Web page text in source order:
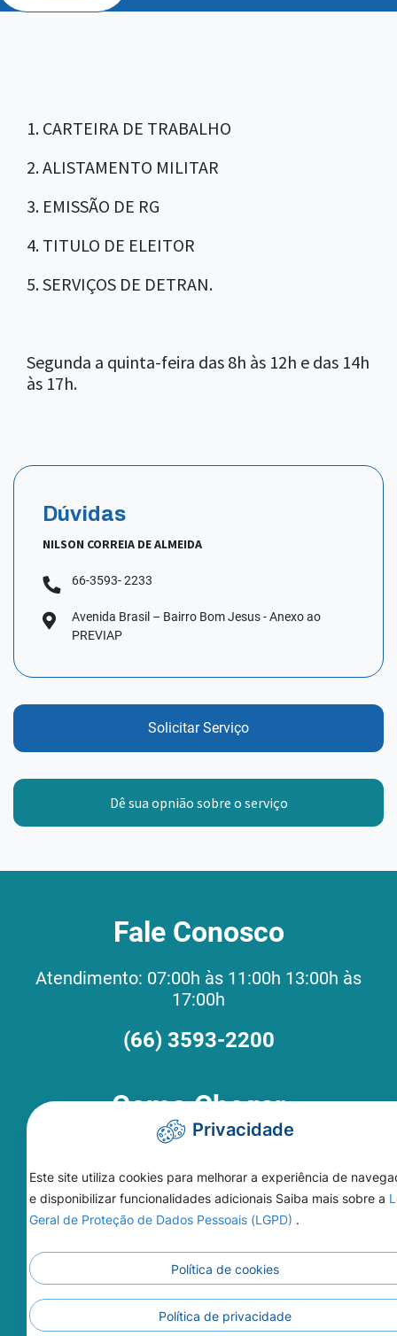
1. CARTEIRA DE TRABALHO
2. ALISTAMENTO MILITAR
3. EMISSÃO DE RG
4. TITULO DE ELEITOR
5. SERVIÇOS DE DETRAN.
Segunda a quinta-feira das 8h às 12h e das 14h
às 17h.
Dúvidas
NILSON CORREIA DE ALMEIDA
66-3593- 2233
Avenida Brasil – Bairro Bom Jesus - Anexo ao
PREVIAP
Solicitar Serviço
Dê sua opnião sobre o serviço
Fale Conosco
Atendimento: 07:00h às 11:00h 13:00h às
17:00h
(66) 3593-2200
Como Chegar
Avenida Brasil, Nº 1059 - Bom
Jesus - Apiacás Mato Grosso CEP:
Privacidade
Este site utiliza cookies para melhorar a experiência de
e disponibilizar funcionalidades adicionais Saiba mais sobre a
Geral de Proteção de Dados Pessoais (LGPD) .
Política de cookies
Política de privacidade